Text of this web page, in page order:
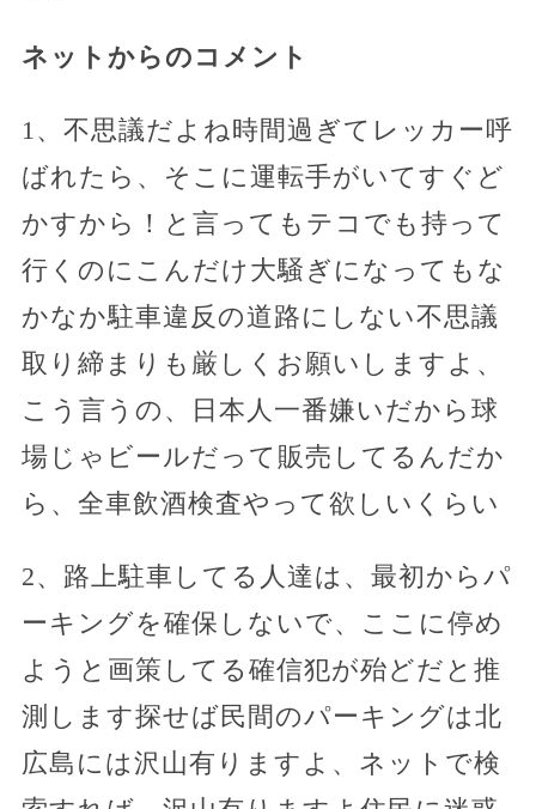
ネットからのコメント
1、不思議だよね時間過ぎてレッカー呼
ばれたら、そこに運転手がいてすぐど
かすから！と言ってもテコでも持って
行くのにこんだけ大騒ぎになってもな
かなか駐車違反の道路にしない不思議
取り締まりも厳しくお願いしますよ、
こう言うの、日本人一番嫌いだから球
場じゃビールだって販売してるんだか
ら、全車飲酒検査やって欲しいくらい
2、路上駐車してる人達は、最初からパ
ーキングを確保しないで、ここに停め
ようと画策してる確信犯が殆どだと推
測します探せば民間のパーキングは北
広島には沢山有りますよ、ネットで検